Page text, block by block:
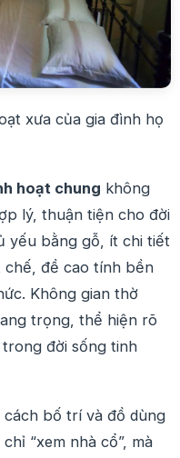
xưa của gia đình họ
hoạt chung không
lý, thuận tiện cho đời
yếu bằng gỗ, ít chi tiết
chế, đề cao tính bền
Không gian thờ
trọng, thể hiện rõ
đời sống tinh
bố trí và đồ dùng
“xem nhà cổ”, mà